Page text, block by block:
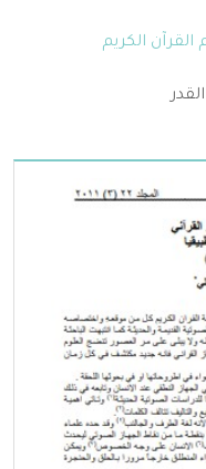
القرآن الكريم